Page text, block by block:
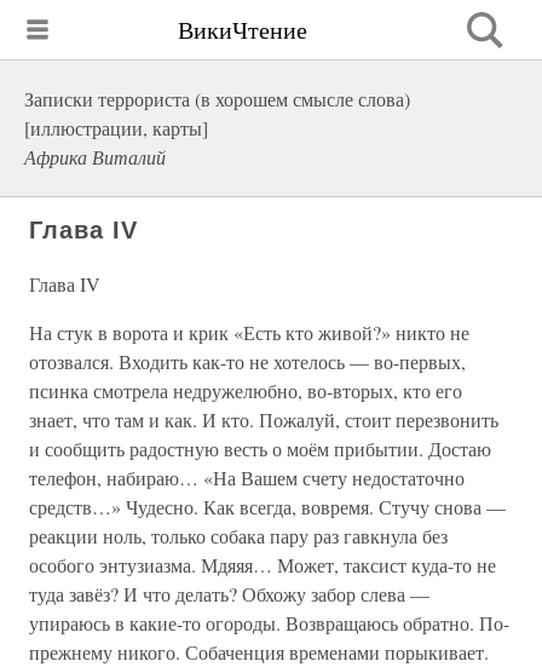
ВикиЧтение
Записки террориста (в хорошем смысле слова)
[иллюстрации, карты]
Африка Виталий
Глава IV
Глава IV
На стук в ворота и крик «Есть кто живой?» никто не
отозвался. Входить как-то не хотелось — во-первых,
псинка смотрела недружелюбно, во-вторых, кто его
знает, что там и как. И кто. Пожалуй, стоит перезвонить
и сообщить радостную весть о моём прибытии. Достаю
телефон, набираю… «На Вашем счету недостаточно
средств…» Чудесно. Как всегда, вовремя. Стучу снова —
реакции ноль, только собака пару раз гавкнула без
особого энтузиазма. Мдяяя… Может, таксист куда-то не
туда завёз? И что делать? Обхожу забор слева —
упираюсь в какие-то огороды. Возвращаюсь обратно. По-
прежнему никого. Собаченция временами порыкивает.